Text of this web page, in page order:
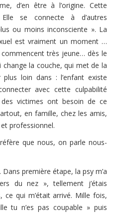
d’en être à l’origine. Cette
se connecte à d’autres
ou moins inconsciente ». La
est vraiment un moment …
très jeune… dès le
la couche, qui met de la
loin dans : l’enfant existe
avec cette culpabilité
des victimes ont besoin de ce
en famille, chez les amis,
professionnel.
que nous, on parle nous-
première étape, la psy m’a
du nez », tellement j’étais
qui m’était arrivé. Mille fois,
tu n’es pas coupable » puis